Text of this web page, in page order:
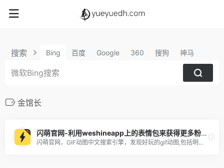
搜索 Bing 百度 Google 360 搜狗 神马
金馆长
闪萌官网-利用weshineapp上的表情包来获得更多粉丝及收益
闪萌官网，GIF动图中文搜索引擎，发现好玩的gif动图,包括明星、美女、搞笑、微信QQ聊天表情包，可以一键分享到微信QQ新浪微博，支持gif动图下载，表情包下载到手机